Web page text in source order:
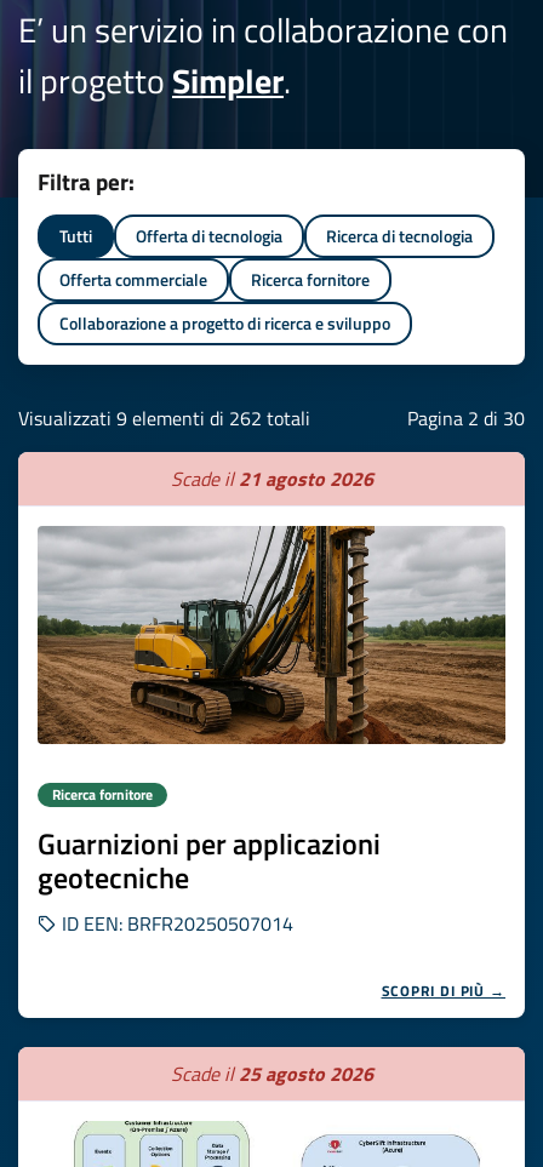
E’ un servizio in collaborazione con
il progettoSimpler.
Filtra per:
Tutti Offerta di tecnologia
Ricerca di tecnologia
Offerta commerciale
Ricerca fornitore
Collaborazione a progetto di ricerca e sviluppo
Visualizzati 9 elementi di 262 totali Pagina 2 di 30
Scade il21 agosto 2026
Ricerca fornitore
Guarnizioni per applicazioni
geotecniche
ID EEN: BRFR20250507014
SCOPRI DI PIÙ →
Scade il25 agosto 2026